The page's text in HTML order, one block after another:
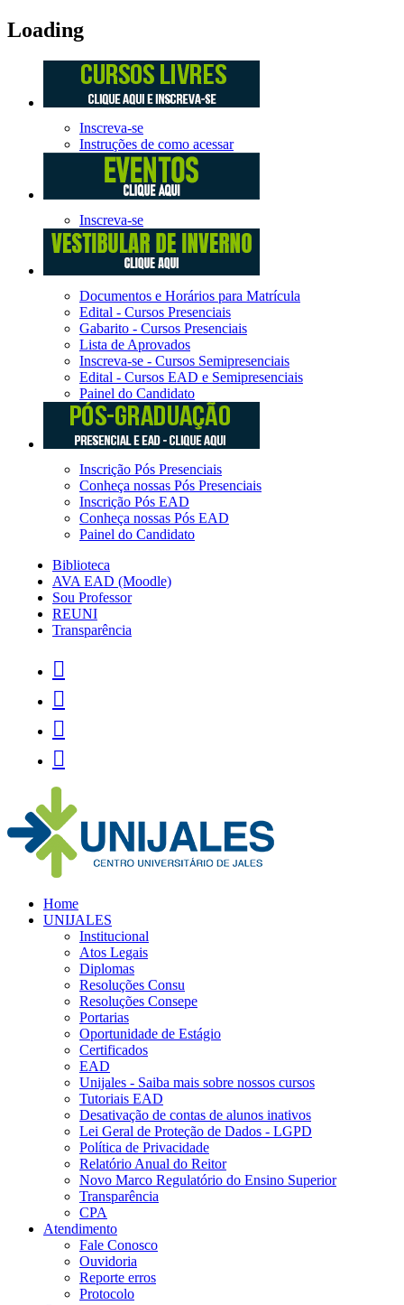
Loading
Inscreva-se
Instruções de como acessar
Inscreva-se
Documentos e Horários para Matrícula
Edital - Cursos Presenciais
Gabarito - Cursos Presenciais
Lista de Aprovados
Inscreva-se - Cursos Semipresenciais
Edital - Cursos EAD e Semipresenciais
Painel do Candidato
Inscrição Pós Presenciais
Conheça nossas Pós Presenciais
Inscrição Pós EAD
Conheça nossas Pós EAD
Painel do Candidato
Biblioteca
AVA EAD (Moodle)
Sou Professor
REUNI
Transparência




Home
UNIJALES
Institucional
Atos Legais
Diplomas
Resoluções Consu
Resoluções Consepe
Portarias
Oportunidade de Estágio
Certificados
EAD
Unijales - Saiba mais sobre nossos cursos
Tutoriais EAD
Desativação de contas de alunos inativos
Lei Geral de Proteção de Dados - LGPD
Política de Privacidade
Relatório Anual do Reitor
Novo Marco Regulatório do Ensino Superior
Transparência
CPA
Atendimento
Fale Conosco
Ouvidoria
Reporte erros
Protocolo